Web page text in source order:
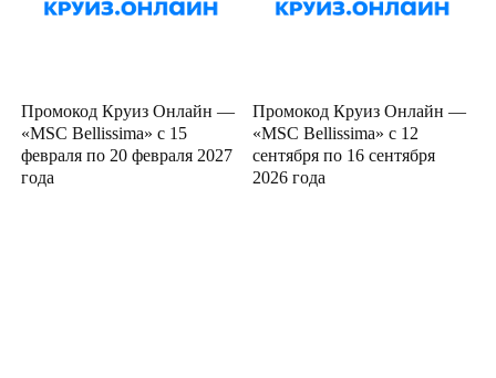
Промокод Круиз Онлайн —
«MSC Bellissima» с 15
февраля по 20 февраля 2027
года
Промокод Круиз Онлайн —
«MSC Bellissima» с 12
сентября по 16 сентября
2026 года